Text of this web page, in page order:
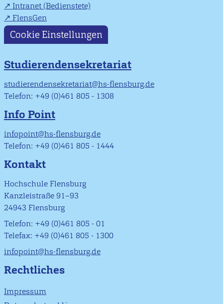
Intranet (Bedienstete)
FlensGen
Cookie Einstellungen
Studierendensekretariat
studierendensekretariat@hs-flensburg.de
Telefon: +49 (0)461 805 - 1308
Info Point
infopoint@hs-flensburg.de
Telefon: +49 (0)461 805 - 1444
Kontakt
Hochschule Flensburg
Kanzleistraße 91–93
24943 Flensburg
Telefon: +49 (0)461 805 - 01
Telefax: +49 (0)461 805 - 1300
infopoint@hs-flensburg.de
Rechtliches
Impressum